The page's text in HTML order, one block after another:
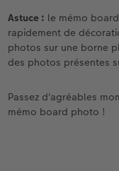
Astuce : le mémo
rapidement de
photos sur une borne
des photos présentes
Passez d'agréables
mémo board photo !